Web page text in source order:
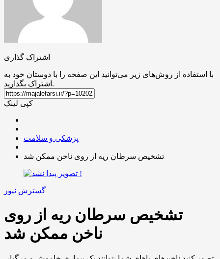
اشتراک گذاری
با استفاده از روش‌های زیر می‌توانید این صفحه را با دوستان خود به
اشتراک بگذارید.
کپی لینک
پزشکی و سلامت
تشخیص سرطان ریه از روی ناخن ممکن شد
گسترش نیوز
تشخیص سرطان ریه از روی
ناخن ممکن شد